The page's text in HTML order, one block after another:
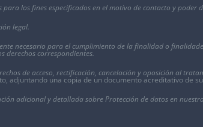
los fines especificados en el motivo de contacto y poder
legal.
necesario para el cumplimiento de la finalidad o
derechos correspondientes.
de acceso, rectificación, cancelación y oposición al
adjuntando una copia de un documento acreditativo de
adicional y detallada sobre Protección de datos en